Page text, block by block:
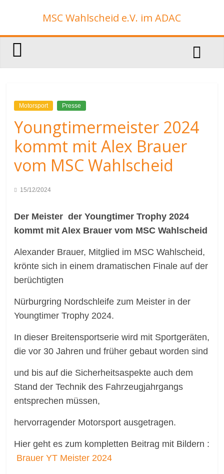
Inhalt
springen
MSC Wahlscheid e.V. im ADAC
Motorsport Presse
Youngtimermeister 2024
kommt mit Alex Brauer
vom MSC Wahlscheid
15/12/2024
Der Meister der Youngtimer Trophy 2024
kommt mit Alex Brauer vom MSC Wahlscheid
Alexander Brauer, Mitglied im MSC Wahlscheid,
krönte sich in einem dramatischen Finale auf der
berüchtigten
Nürburgring Nordschleife zum Meister in der
Youngtimer Trophy 2024.
In dieser Breitensportserie wird mit Sportgeräten,
die vor 30 Jahren und früher gebaut worden sind
und bis auf die Sicherheitsaspekte auch dem
Stand der Technik des Fahrzeugjahrgangs
entsprechen müssen,
hervorragender Motorsport ausgetragen.
Hier geht es zum kompletten Beitrag mit Bildern :
Brauer YT Meister 2024